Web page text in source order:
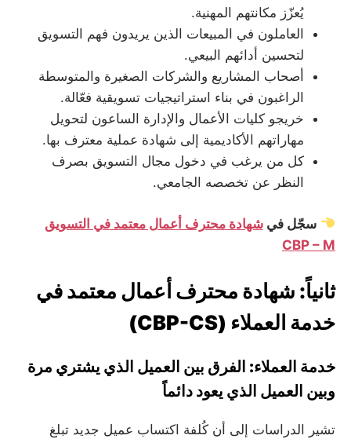
يُعزّز مكانتهم المهنية.
العاملون في المبيعات الذين يريدون فهم التسويق
لتحسين أدائهم البيعي.
أصحاب المشاريع والشركات الصغيرة والمتوسطة
الراغبون في بناء استراتيجيات تسويقية فعّالة.
خريجو كليات الأعمال والإدارة الساعون لتحويل
مهاراتهم الأكاديمية إلى شهادة عملية معترف بها.
كل من يرغب في دخول مجال التسويق بصرف
النظر عن تخصصه الجامعي.
سجّل فيشهادة محترف أعمال معتمد في التسويق
CBP – M
ثانياً: شهادة محترف أعمال معتمد في
خدمة العملاء (CBP-CS)
خدمة العملاء: الفرق بين العميل الذي يشتري مرة
وبين العميل الذي يعود دائماً
تشير الدراسات إلى أن كُلفة اكتساب عميل جديد تبلغ